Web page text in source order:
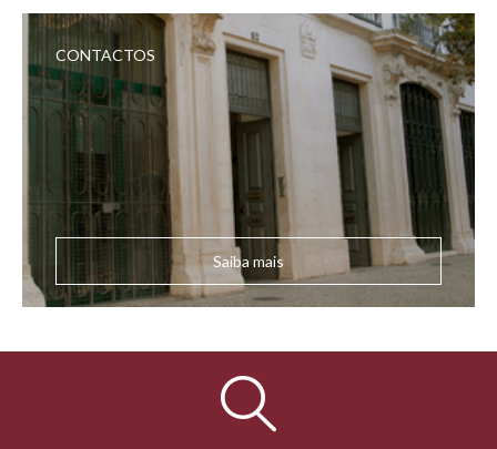
CONTACTOS
Saiba mais